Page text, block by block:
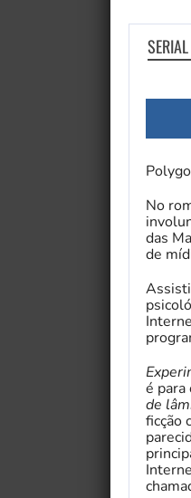
No
das
de
é para
de
ficção